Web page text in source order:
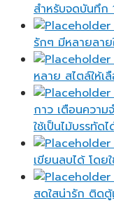
สำหรับจดบันทึก
รักๆ มีหลายลาย
หลาย สไตล์ให้เ
กาว เตือนควา
ใช้เป็นไม้บรรทัดไ
เขียนลบได้ โดย
สดใสน่ารัก ติด